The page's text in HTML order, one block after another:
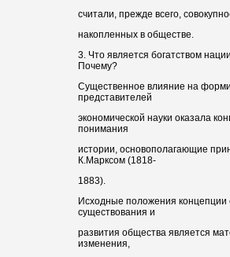
считали, прежде всего,
накопленных в обществе.
3. Что является богатством
Почему?
Существенное влияние на
представителей
экономической науки оказала
понимания
истории, основополагающие
К.Марксом (1818-
1883).
Исходные положения концепции
существования и
развития общества является
изменения,